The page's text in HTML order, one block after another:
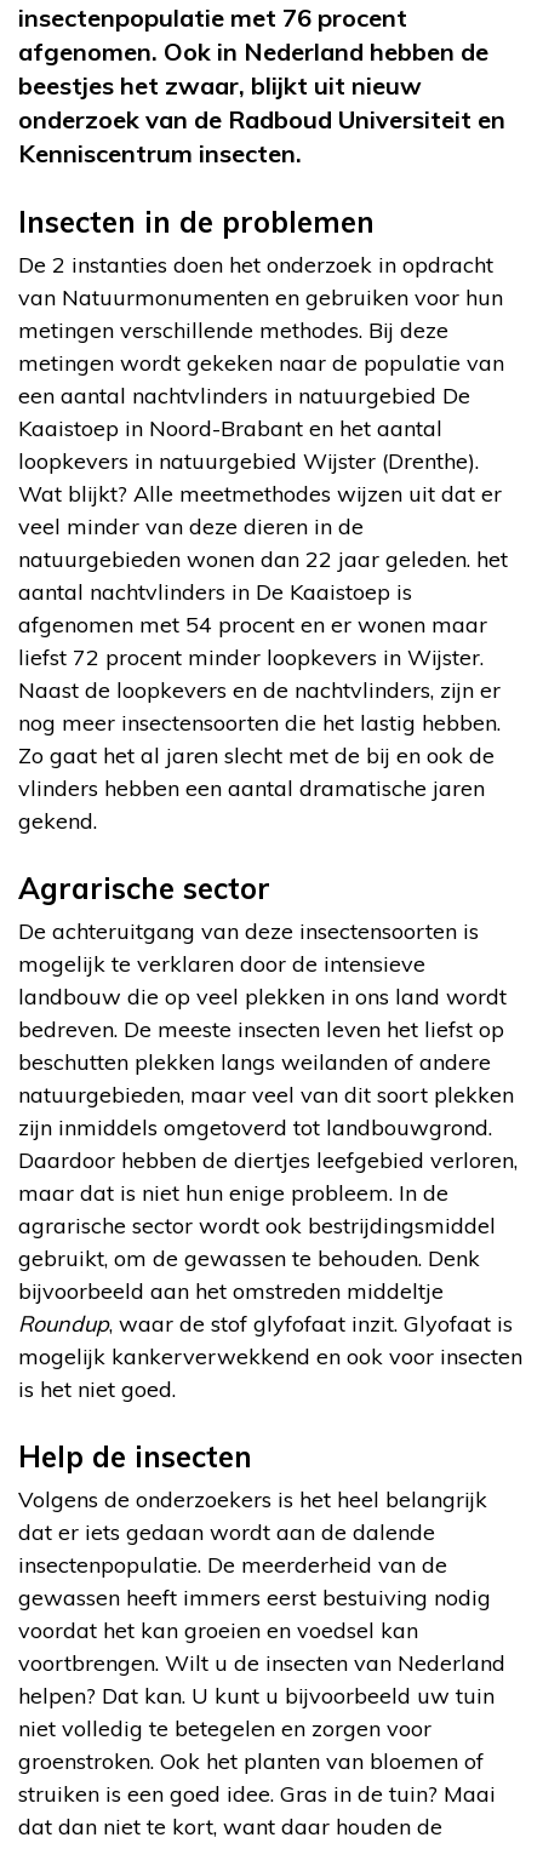
insectenpopulatie met 76 procent
afgenomen. Ook in Nederland hebben de
beestjes het zwaar, blijkt uit nieuw
onderzoek van de Radboud Universiteit en
Kenniscentrum insecten.
Insecten in de problemen
De 2 instanties doen het onderzoek in opdracht
van Natuurmonumenten en gebruiken voor hun
metingen verschillende methodes. Bij deze
metingen wordt gekeken naar de populatie van
een aantal nachtvlinders in natuurgebied De
Kaaistoep in Noord-Brabant en het aantal
loopkevers in natuurgebied Wijster (Drenthe).
Wat blijkt? Alle meetmethodes wijzen uit dat er
veel minder van deze dieren in de
natuurgebieden wonen dan 22 jaar geleden. het
aantal nachtvlinders in De Kaaistoep is
afgenomen met 54 procent en er wonen maar
liefst 72 procent minder loopkevers in Wijster.
Naast de loopkevers en de nachtvlinders, zijn er
nog meer insectensoorten die het lastig hebben.
Zo gaat het al jaren slecht met de bij en ook de
vlinders hebben een aantal dramatische jaren
gekend.
Agrarische sector
De achteruitgang van deze insectensoorten is
mogelijk te verklaren door de intensieve
landbouw die op veel plekken in ons land wordt
bedreven. De meeste insecten leven het liefst op
beschutten plekken langs weilanden of andere
natuurgebieden, maar veel van dit soort plekken
zijn inmiddels omgetoverd tot landbouwgrond.
Daardoor hebben de diertjes leefgebied verloren,
maar dat is niet hun enige probleem. In de
agrarische sector wordt ook bestrijdingsmiddel
gebruikt, om de gewassen te behouden. Denk
bijvoorbeeld aan het omstreden middeltje
Roundup, waar de stof glyfofaat inzit. Glyofaat is
mogelijk kankerverwekkend en ook voor insecten
is het niet goed.
Help de insecten
Volgens de onderzoekers is het heel belangrijk
dat er iets gedaan wordt aan de dalende
insectenpopulatie. De meerderheid van de
gewassen heeft immers eerst bestuiving nodig
voordat het kan groeien en voedsel kan
voortbrengen. Wilt u de insecten van Nederland
helpen? Dat kan. U kunt u bijvoorbeeld uw tuin
niet volledig te betegelen en zorgen voor
groenstroken. Ook het planten van bloemen of
struiken is een goed idee. Gras in de tuin? Maai
dat dan niet te kort, want daar houden de